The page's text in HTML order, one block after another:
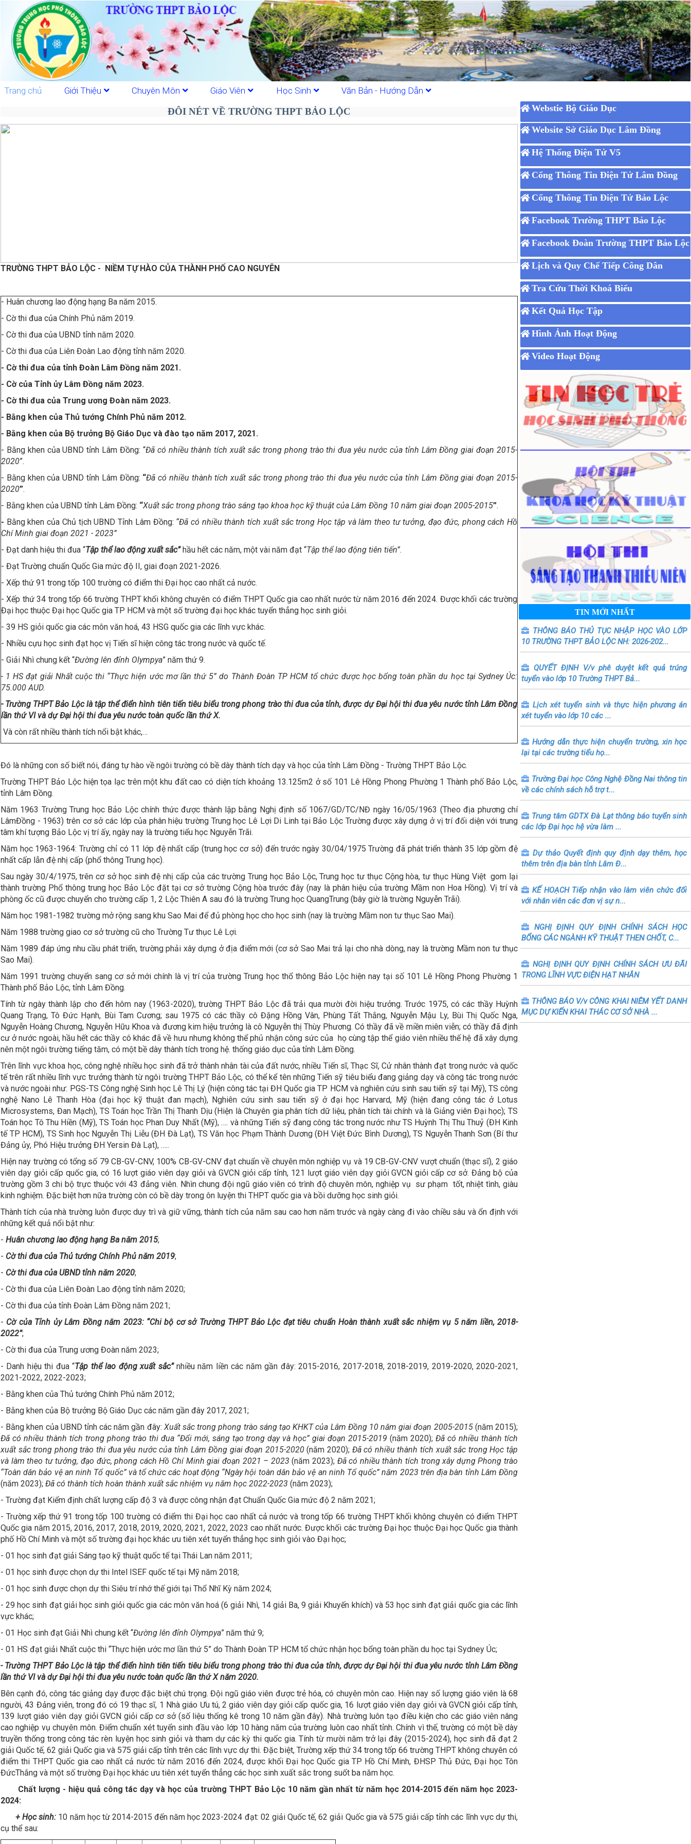
Trang chủ Giới Thiệu Chuyên Môn Giáo Viên Học Sinh Văn Bản - Hướng Dẫn
ĐÔI NÉT VỀ TRƯỜNG THPT BẢO LỘC
TRƯỜNG THPT BẢO LỘC - NIỀM TỰ HÀO CỦA THÀNH PHỐ CAO NGUYÊN
- Huân chương lao động hạng Ba năm 2015.
- Cờ thi đua của Chính Phủ năm 2019.
- Cờ thi đua của UBND tỉnh năm 2020.
- Cờ thi đua của Liên Đoàn Lao động tỉnh năm 2020.
- Cờ thi đua của tỉnh Đoàn Lâm Đồng năm 2021.
- Cờ của Tỉnh ủy Lâm Đồng năm 2023.
- Cờ thi đua của Trung ương Đoàn năm 2023.
- Bằng khen của Thủ tướng Chính Phủ năm 2012.
- Bằng khen của Bộ trưởng Bộ Giáo Dục và đào tạo năm 2017, 2021.
- Bằng khen của UBND tỉnh Lâm Đồng: “Đã có nhiều thành tích xuất sắc trong phong trào thi đua yêu nước của tỉnh Lâm Đồng giai đoạn 2015-
2020”.
- Bằng khen của UBND tỉnh Lâm Đồng: “Đã có nhiều thành tích xuất sắc trong phong trào thi đua yêu nước của tỉnh Lâm Đồng giai đoạn 2015-
2020”.
- Bằng khen của UBND tỉnh Lâm Đồng: “Xuất sắc trong phong trào sáng tạo khoa học kỹ thuật của Lâm Đồng 10 năm giai đoạn 2005-2015”.
- Bằng khen của Chủ tịch UBND Tỉnh Lâm Đồng: “Đã có nhiều thành tích xuất sắc trong Học tập và làm theo tư tưởng, đạo đức, phong cách Hồ
Chí Minh giai đoạn 2021 - 2023”
- Đạt danh hiệu thi đua “Tập thể lao động xuất sắc”hầu hết các năm, một vài năm đạt “Tập thể lao động tiên tiến”.
- Đạt Trường chuẩn Quốc Gia mức độ II, giai đoạn 2021-2026.
- Xếp thứ 91 trong tốp 100 trường có điểm thi Đại học cao nhất cả nước.
- Xếp thứ 34 trong tốp 66 trường THPT khối không chuyên có điểm THPT Quốc gia cao nhất nước từ năm 2016 đến 2024. Được khối các trường
Đại học thuộc Đại học Quốc gia TP HCM và một số trường đại học khác tuyển thẳng học sinh giỏi.
- 39 HS giỏi quốc gia các môn văn hoá, 43 HSG quốc gia các lĩnh vực khác.
- Nhiều cựu học sinh đạt học vị Tiến sĩ hiện công tác trong nước và quốc tế.
- Giải Nhì chung kết “Đường lên đỉnh Olympya” năm thứ 9.
- 1 HS đạt giải Nhất cuộc thi “Thực hiện ước mơ lần thứ 5” do Thành Đoàn TP HCM tổ chức được học bổng toàn phần du học tại Sydney Úc:
75.000 AUD.
- Trường THPT Bảo Lộc là tập thể điển hình tiên tiến tiêu biểu trong phong trào thi đua của tỉnh, được dự Đại hội thi đua yêu nước tỉnh Lâm Đồng
lần thứ VI và dự Đại hội thi đua yêu nước toàn quốc lần thứ X.
Và còn rất nhiều thành tích nổi bật khác,…
Đó là những con số biết nói, đáng tự hào về ngôi trường có bề dày thành tích dạy và học của tỉnh Lâm Đồng - Trường THPT Bảo Lộc.
Trường THPT Bảo Lộc hiện tọa lạc trên một khu đất cao có diện tích khoảng 13.125m2 ở số 101 Lê Hồng Phong Phường 1 Thành phố Bảo Lộc,
tỉnh Lâm Đồng.
Năm 1963 Trường Trung học Bảo Lộc chính thức được thành lập bằng Nghị định số 1067/GD/TC/NĐ ngày 16/05/1963 (Theo địa phương chí
LâmĐồng - 1963) trên cơ sở các lớp của phân hiệu trường Trung học Lê Lợi Di Linh tại Bảo Lộc Trường được xây dựng ở vị trí đối diện với trung
tâm khí tượng Bảo Lộc vị trí ấy, ngày nay là trường tiểu học Nguyễn Trãi.
Năm học 1963-1964: Trường chỉ có 11 lớp đệ nhất cấp (trung học cơ sở) đến trước ngày 30/04/1975 Trường đã phát triển thành 35 lớp gồm đệ
nhất cấp lẫn đệ nhị cấp (phổ thông Trung học).
Sau ngày 30/4/1975, trên cơ sở học sinh đệ nhị cấp của các trường Trung học Bảo Lộc, Trung học tư thục Cộng hòa, tư thục Hùng Việt gom lại
thành trường Phổ thông trung học Bảo Lộc đặt tại cơ sở trường Cộng hòa trước đây (nay là phân hiệu của trường Mầm non Hoa Hồng). Vị trí và
phòng ốc cũ được chuyển cho trường cấp 1, 2 Lộc Thiên A sau đó là trường Trung học QuangTrung (bây giờ là trường Nguyễn Trãi).
Năm học 1981-1982 trường mở rộng sang khu Sao Mai để đủ phòng học cho học sinh (nay là trường Mầm non tư thục Sao Mai).
Năm 1988 trường giao cơ sở trường cũ cho Trường Tư thục Lê Lợi.
Năm 1989 đáp ứng nhu cầu phát triển, trường phải xây dựng ở địa điểm mới (cơ sở Sao Mai trả lại cho nhà dòng, nay là trường Mầm non tư thục
Sao Mai).
Năm 1991 trường chuyển sang cơ sở mới chính là vị trí của trường Trung học thổ thông Bảo Lộc hiện nay tại số 101 Lê Hồng Phong Phường 1
Thành phố Bảo Lộc, tỉnh Lâm Đồng.
Tính từ ngày thành lập cho đến hôm nay (1963-2020), trường THPT Bảo Lộc đã trải qua mười đời hiệu trưởng. Trước 1975, có các thầy Huỳnh
Quang Trạng, Tô Đức Hạnh, Bùi Tam Cương; sau 1975 có các thầy cô Đặng Hồng Vân, Phùng Tất Thắng, Nguyễn Mậu Ly, Bùi Thị Quốc Nga,
Nguyễn Hoàng Chương, Nguyễn Hữu Khoa và đương kim hiệu trưởng là cô Nguyễn thị Thùy Phương. Có thầy đã về miền miên viễn; có thầy đã định
cư ở nước ngoài, hầu hết các thầy cô khác đã về hưu nhưng không thể phủ nhận công sức của họ cùng tập thể giáo viên nhiều thế hệ đã xây dựng
nên một ngôi trường tiếng tăm, có một bề dày thành tích trong hệ. thống giáo dục của tỉnh Lâm Đồng.
Trên lĩnh vực khoa học, công nghệ nhiều học sinh đã trở thành nhân tài của đất nước, nhiều Tiến sĩ, Thạc Sĩ, Cử nhân thành đạt trong nước và quốc
tế trên rất nhiều lĩnh vực trưởng thành từ ngôi trường THPT Bảo Lộc, có thể kể tên những Tiến sỹ tiêu biểu đang giảng dạy và công tác trong nước
và nước ngoài như: PGS-TS Công nghệ Sinh học Lê Thị Lý (hiện công tác tại ĐH Quốc gia TP HCM và nghiên cứu sinh sau tiến sỹ tại Mỹ), TS công
nghệ Nano Lê Thanh Hòa (đại học kỹ thuật đan mạch), Nghiên cứu sinh sau tiến sỹ ở đại học Harvard, Mỹ (hiện đang công tác ở Lotus
Microsystems, Đan Mạch), TS Toán học Trần Thị Thanh Dịu (Hiện là Chuyên gia phân tích dữ liệu, phân tích tài chính và là Giảng viên Đại học); TS
Toán học Tô Thu Hiền (Mỹ), TS Toán học Phan Duy Nhất (Mỹ), …. và những Tiến sỹ đang công tác trong nước như TS Huỳnh Thị Thu Thuỷ (ĐH Kinh
tế TP HCM), TS Sinh học Nguyễn Thị Liễu (ĐH Đà Lạt), TS Văn học Phạm Thành Dương (ĐH Việt Đức Bình Dương), TS Nguyễn Thanh Sơn (Bí thư
Đảng ủy, Phó Hiệu trưởng ĐH Yersin Đà Lạt), …..
Hiện nay trường có tổng số 79 CB-GV-CNV, 100% CB-GV-CNV đạt chuẩn về chuyên môn nghiệp vụ và 19 CB-GV-CNV vượt chuẩn (thạc sĩ), 2 giáo
viên dạy giỏi cấp quốc gia, có 16 lượt giáo viên dạy giỏi và GVCN giỏi cấp tỉnh, 121 lượt giáo viên dạy giỏi GVCN giỏi cấp cơ sở. Đảng bộ của
trường gồm 3 chi bộ trực thuộc với 43 đảng viên. Nhìn chung đội ngũ giáo viên có trình độ chuyên môn, nghiệp vụ sư phạm tốt, nhiệt tình, giàu
kinh nghiệm. Đặc biệt hơn nữa trường còn có bề dày trong ôn luyện thi THPT quốc gia và bồi dưỡng học sinh giỏi.
Thành tích của nhà trường luôn được duy trì và giữ vững, thành tích của năm sau cao hơn năm trước và ngày càng đi vào chiều sâu và ổn định với
những kết quả nổi bật như:
- Huân chương lao động hạng Ba năm 2015;
- Cờ thi đua của Thủ tướng Chính Phủ năm 2019;
- Cờ thi đua của UBND tỉnh năm 2020;
- Cờ thi đua của Liên Đoàn Lao động tỉnh năm 2020;
- Cờ thi đua của tỉnh Đoàn Lâm Đồng năm 2021;
- Cờ của Tỉnh ủy Lâm Đồngnăm 2023: “Chi bộ cơ sở Trường THPT Bảo Lộc đạt tiêu chuẩn Hoàn thành xuất sắc nhiệm vụ 5 năm liền, 2018-
2022”;
- Cờ thi đua của Trung ương Đoàn năm 2023;
- Danh hiệu thi đua “Tập thể lao động xuất sắc”nhiều năm liền các năm gần đây: 2015-2016, 2017-2018, 2018-2019, 2019-2020, 2020-2021,
2021-2022, 2022-2023;
- Bằng khen của Thủ tướng Chính Phủ năm 2012;
- Bằng khen của Bộ trưởng Bộ Giáo Dục các năm gần đây 2017, 2021;
- Bằng khen của UBND tỉnh các năm gần đây: Xuất sắc trong phong trào sáng tạo KHKT của Lâm Đồng 10 năm giai đoạn 2005-2015(năm 2015);
Đã có nhiều thành tích trong phong trào thi đua “Đổi mới, sáng tạo trong dạy và học” giai đoạn 2015-2019(năm 2020);Đã có nhiều thành tích
xuất sắc trong phong trào thi đua yêu nước của tỉnh Lâm Đồng giai đoạn 2015-2020(năm 2020); Đã có nhiều thành tích xuất sắc trong Học tập
và làm theo tư tưởng, đạo đức, phong cách Hồ Chí Minh giai đoạn 2021 – 2023(năm 2023); Đã có nhiều thành tích trong xây dựng Phong trào
“Toàn dân bảo vệ an ninh Tổ quốc” và tổ chức các hoạt động “Ngày hội toàn dân bảo vệ an ninh Tổ quốc” năm 2023 trên địa bàn tỉnh Lâm Đồng
(năm 2023); Đã có thành tích hoàn thành xuất sắc nhiệm vụ năm học 2022-2023 (năm 2023);
- Trường đạt Kiểm định chất lượng cấp độ 3 và được công nhận đạt Chuẩn Quốc Gia mức độ 2 năm 2021;
- Trường xếp thứ 91 trong tốp 100 trường có điểm thi Đại học cao nhất cả nước và trong tốp 66 trường THPT khối không chuyên có điểm THPT
Quốc gia năm 2015, 2016, 2017, 2018, 2019, 2020, 2021, 2022, 2023 cao nhất nước. Được khối các trường Đại học thuộc Đại học Quốc gia thành
phố Hồ Chí Minh và một số trường đại học khác ưu tiên xét tuyển thẳng học sinh giỏi vào Đại học;
- 01 học sinh đạt giải Sáng tạo kỹ thuật quốc tế tại Thái Lan năm 2011;
- 01 học sinh được chọn dự thi Intel ISEF quốc tế tại Mỹ năm 2018;
- 01 học sinh được chọn dự thi Siêu trí nhớ thế giới tại Thổ Nhĩ Kỳ năm 2024;
- 29 học sinh đạt giải học sinh giỏi quốc gia các môn văn hoá (6 giải Nhì, 14 giải Ba, 9 giải Khuyến khích) và 53 học sinh đạt giải quốc gia các lĩnh
vực khác;
- 01 Học sinh đạt Giải Nhì chung kết “Đường lên đỉnh Olympya” năm thứ 9;
- 01 HS đạt giải Nhất cuộc thi “Thực hiện ước mơ lần thứ 5” do Thành Đoàn TP HCM tổ chức nhận học bổng toàn phần du học tại Sydney Úc;
- Trường THPT Bảo Lộc là tập thể điển hình tiên tiến tiêu biểu trong phong trào thi đua của tỉnh, được dự Đại hội thi đua yêu nước tỉnh Lâm Đồng
lần thứ VI và dự Đại hội thi đua yêu nước toàn quốc lần thứ X năm 2020.
Bên cạnh đó, công tác giảng dạy được đặc biệt chú trọng. Đội ngũ giáo viên được trẻ hóa, có chuyên môn cao. Hiện nay số lượng giáo viên là 68
người, 43 Đảng viên, trong đó có 19 thạc sĩ, 1 Nhà giáo Ưu tú, 2 giáo viên dạy giỏi cấp quốc gia, 16 lượt giáo viên dạy giỏi và GVCN giỏi cấp tỉnh,
139 lượt giáo viên dạy giỏi GVCN giỏi cấp cơ sở (số liệu thống kê trong 10 năm gần đây). Nhà trường luôn tạo điều kiện cho các giáo viên nâng
cao nghiệp vụ chuyên môn. Điểm chuẩn xét tuyển sinh đầu vào lớp 10 hàng năm của trường luôn cao nhất tỉnh. Chính vì thế, trường có một bề dày
truyền thống trong công tác rèn luyện học sinh giỏi và tham dự các kỳ thi quốc gia. Tính từ mười năm trở lại đây (2015-2024), học sinh đã đạt 2
giải Quốc tế, 62 giải Quốc gia và 575 giải cấp tỉnh trên các lĩnh vực dự thi. Đặc biệt, Trường xếp thứ 34 trong tốp 66 trường THPT không chuyên có
điểm thi THPT Quốc gia cao nhất cả nước từ năm 2016 đến 2024, được khối Đại học Quốc gia TP Hồ Chí Minh, ĐHSP Thủ Đức, Đại học Tôn
ĐứcThắng và một số trường Đại học khác ưu tiên xét tuyển thẳng các học sinh xuất sắc trong suốt ba năm học.
Chất lượng - hiệu quả công tác dạy và học của trường THPT Bảo Lộc 10 năm gần nhất từ năm học 2014-2015 đến năm học 2023-
2024:
+ Học sinh: 10 năm học từ 2014-2015 đến năm học 2023-2024 đạt: 02 giải Quốc tế, 62 giải Quốc gia và 575 giải cấp tỉnh các lĩnh vực dự thi,
cụ thể sau:
Webstie Bộ Giáo Dục
Website Sở Giáo Dục Lâm Đồng
Hệ Thống Điện Tử V5
Cổng Thông Tin Điện Tử Lâm Đồng
Cổng Thông Tin Điện Tử Bảo Lộc
Facebook Trường THPT Bảo Lộc
Facebook Đoàn Trường THPT Bảo Lộc
Lịch và Quy Chế Tiếp Công Dân
Tra Cứu Thời Khoá Biểu
Kết Quả Học Tập
Hình Ảnh Hoạt Động
Video Hoạt Động
TIN MỚI NHẤT
THÔNG BÁO THỦ TỤC NHẬP HỌC VÀO LỚP
10 TRƯỜNG THPT BẢO LỘC NH: 2026-202...
QUYẾT ĐỊNH V/v phê duyệt kết quả trúng
tuyển vào lớp 10 Trường THPT Bả...
Lịch xét tuyển sinh và thực hiện phương án
xét tuyển vào lớp 10 các ...
Hướng dẫn thực hiện chuyển trường, xin học
lại tại các trường tiểu họ...
Trường Đại học Công Nghệ Đồng Nai thông tin
về các chính sách hỗ trợ t...
Trung tâm GDTX Đà Lạt thông báo tuyển sinh
các lớp Đại học hệ vừa làm ...
Dự thảo Quyết định quy định dạy thêm, học
thêm trên địa bàn tỉnh Lâm Đ...
KẾ HOẠCH Tiếp nhận vào làm viên chức đối
với nhân viên các đơn vị sự n...
NGHỊ ĐỊNH QUY ĐỊNH CHÍNH SÁCH HỌC
BỔNG CÁC NGÀNH KỸ THUẬT THEN CHỐT, C...
NGHỊ ĐỊNH QUY ĐỊNH CHÍNH SÁCH ƯU ĐÃI
TRONG LĨNH VỰC ĐIỆN HẠT NHÂN
THÔNG BÁO V/v CÔNG KHAI NIÊM YẾT DANH
MỤC DỰ KIẾN KHAI THÁC CƠ SỞ NHÀ ...